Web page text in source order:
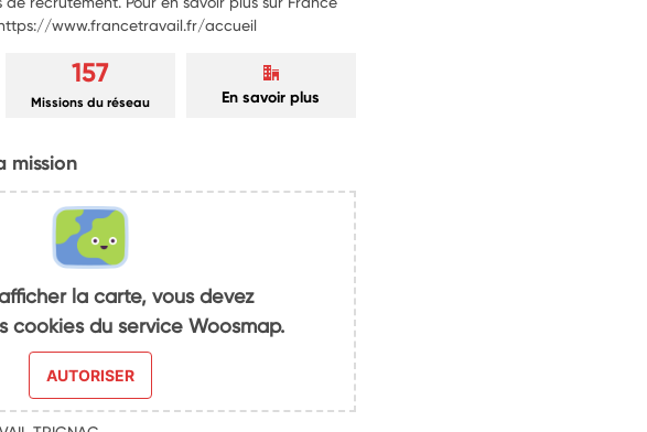
www.francetravail.fr/accueil
157
Missions du réseau En savoir plus
mission
la carte, vous devez
cookies du service Woosmap.
AUTORISER